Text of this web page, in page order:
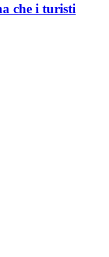
che i turisti